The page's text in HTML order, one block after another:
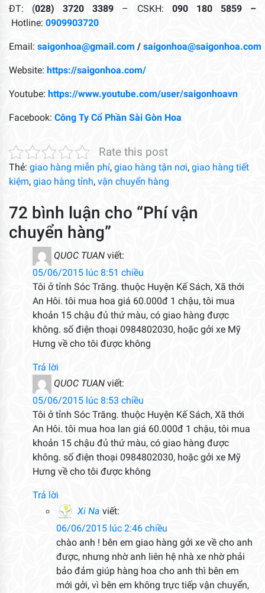
ĐT: (028) 3720 3389 – CSKH: 090 180 5859 –
Hotline: 0909903720
Email: saigonhoa@gmail.com / saigonhoa@saigonhoa.com
Website: https://saigonhoa.com/
Youtube: https://www.youtube.com/user/saigonhoavn
Facebook: Công Ty Cổ Phần Sài Gòn Hoa
Rate this post
Thẻ: giao hàng miễn phí, giao hàng tận nơi, giao hàng tiết
kiệm, giao hàng tỉnh, vận chuyển hàng
72 bình luận cho “Phí vận
chuyển hàng”
QUOC TUAN viết:
05/06/2015 lúc 8:51 chiều
Tôi ở tỉnh Sóc Trăng. thuộc Huyện Kế Sách, Xã thới
An Hôi. tôi mua hoa giá 60.000đ 1 chậu, tôi mua
khoản 15 chậu đủ thứ màu, có giao hàng được
không. số điện thoại 0984802030, hoặc gởi xe Mỹ
Hưng về cho tôi được không
Trả lời
QUOC TUAN viết:
05/06/2015 lúc 8:53 chiều
Tôi ở tỉnh Sóc Trăng. thuộc Huyện Kế Sách, Xã thới
An Hôi. tôi mua hoa lan giá 60.000đ 1 chậu, tôi mua
khoản 15 chậu đủ thứ màu, có giao hàng được
không. số điện thoại 0984802030, hoặc gởi xe Mỹ
Hưng về cho tôi được không
Trả lời
Xi Na viết:
06/06/2015 lúc 2:46 chiều
chào anh ! bên em giao hàng gởi xe về cho anh
được, nhưng nhờ anh liên hệ nhà xe nhờ phải
bảo đảm giúp hàng hoa cho anh thì bên em
mới gởi, vì bên em không trực tiếp vận chuyển,